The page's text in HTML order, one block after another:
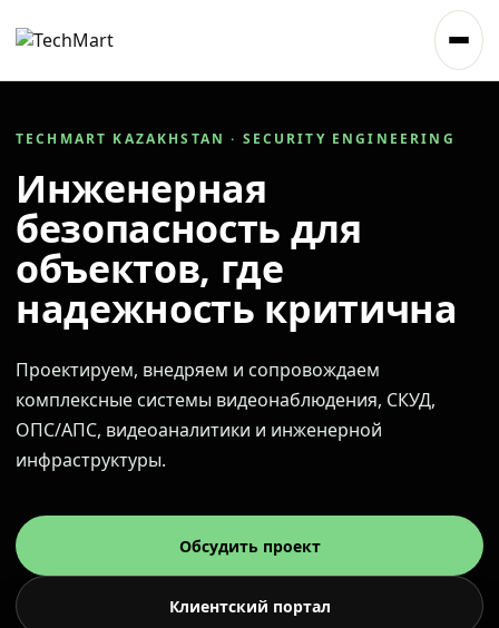
TECHMART KAZAKHSTAN · SECURITY ENGINEERING
Инженерная
безопасность для
объектов, где
надежность критична
Проектируем, внедряем и сопровождаем
комплексные системы видеонаблюдения, СКУД,
ОПС/АПС, видеоаналитики и инженерной
инфраструктуры.
Обсудить проект
Клиентский портал